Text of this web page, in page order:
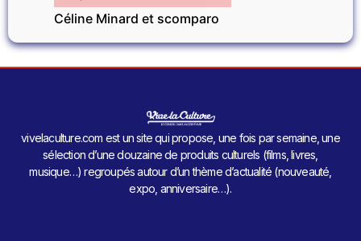
Céline Minard et scomparo
vivelaculture.com est un site qui propose, une fois par semaine, une
sélection d’une douzaine de produits culturels (films, livres,
musique…) regroupés autour d’un thème d’actualité (nouveauté,
expo, anniversaire…).